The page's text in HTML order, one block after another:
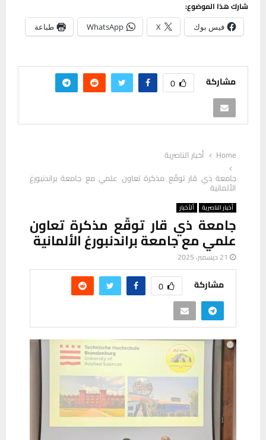
شارك هذا الموضوع:
فيس بوك X
WhatsApp طباعة
مشاركة 0
Home
أخبار الناصرية
جامعة ذي قار توقّع مذكرة تعاون علمي مع جامعة براندنبورغ
الألمانية
أخبار الناصرية ألأخبار
جامعة ذي قار توقّع مذكرة تعاون
علمي مع جامعة براندنبورغ الألمانية
21 ديسمبر، 2025
مشاركة 0